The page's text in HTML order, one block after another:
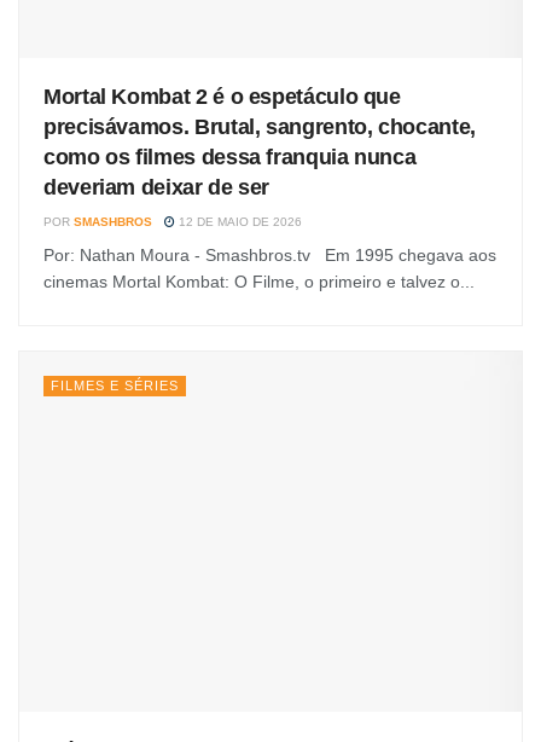
Mortal Kombat 2 é o espetáculo que
precisávamos. Brutal, sangrento, chocante,
como os filmes dessa franquia nunca
deveriam deixar de ser
POR SMASHBROS 12 DE MAIO DE 2026
Por: Nathan Moura - Smashbros.tv Em 1995 chegava aos
cinemas Mortal Kombat: O Filme, o primeiro e talvez o...
FILMES E SÉRIES